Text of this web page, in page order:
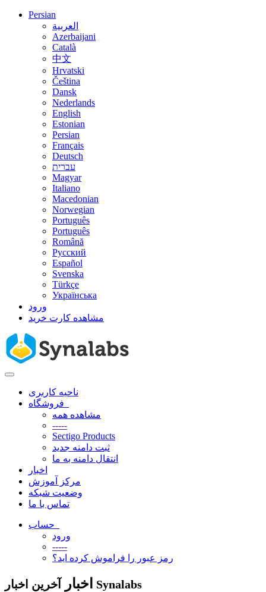
Persian
العربية
Azerbaijani
Català
中文
Hrvatski
Čeština
Dansk
Nederlands
English
Estonian
Persian
Français
Deutsch
עברית
Magyar
Italiano
Macedonian
Norwegian
Português
Português
Română
Русский
Español
Svenska
Türkçe
Українська
ورود
مشاهده کارت خرید
تغییر
ناوبریناحیه کاربری
مشاهده همه
-----
Sectigo Products
ثبت دامنه جدید
انتقال دامنه به ما
اخبار
مرکز آموزش
وضعیت شبکه
تماس با ما
ورود
-----
رمز عبور را فراموش کرده اید؟
اخبار آخرین اخبار Synalabs